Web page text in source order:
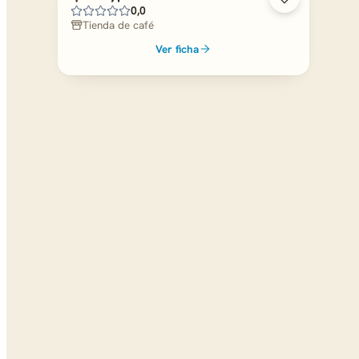
0,0
Tienda de café
Ver ficha